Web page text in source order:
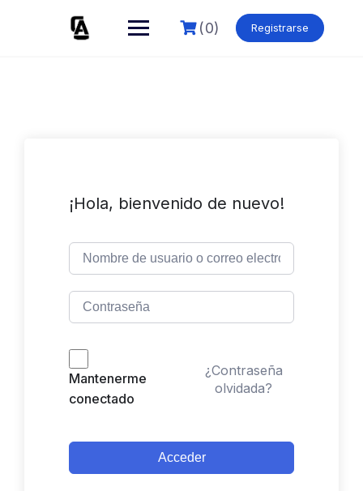
(0) Registrarse
¡Hola, bienvenido de nuevo!
Mantenerme
conectado
¿Contraseña
olvidada?
Acceder